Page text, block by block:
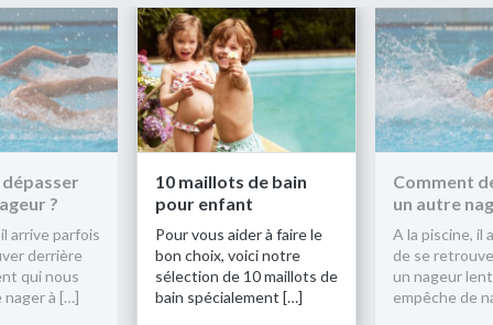
10 maillots de bain
pour enfant
Pour vous aider à faire le
bon choix, voici notre
sélection de 10 maillots de
bain spécialement […]
Comment dépasser
un autre nageur ?
A la piscine, il arrive parfois
de se retrouver derrière
un nageur lent qui nous
empêche de nager à […]